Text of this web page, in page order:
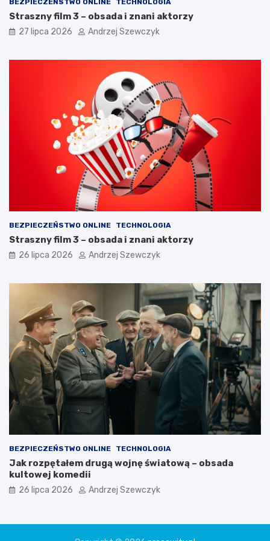
BEZPIECZEŃSTWO ONLINE TECHNOLOGIA
Straszny film 3 – obsada i znani aktorzy
27 lipca 2026 Andrzej Szewczyk
BEZPIECZEŃSTWO ONLINE TECHNOLOGIA
Straszny film 3 – obsada i znani aktorzy
26 lipca 2026 Andrzej Szewczyk
BEZPIECZEŃSTWO ONLINE TECHNOLOGIA
Jak rozpętałem drugą wojnę światową – obsada
kultowej komedii
26 lipca 2026 Andrzej Szewczyk